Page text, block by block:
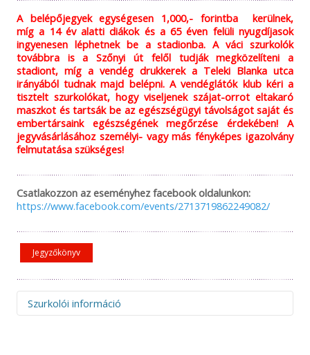
A belépőjegyek egységesen 1,000,- forintba kerülnek,
míg a 14 év alatti diákok és a 65 éven felüli nyugdíjasok
ingyenesen léphetnek be a stadionba. A váci szurkolók
továbbra is a Szőnyi út felől tudják megközelíteni a
stadiont, míg a vendég drukkerek a Teleki Blanka utca
irányából tudnak majd belépni. A vendéglátók klub kéri a
tisztelt szurkolókat, hogy viseljenek szájat-orrot eltakaró
maszkot és tartsák be az egészségügyi távolságot saját és
embertársaink egészségének megőrzése érdekében! A
jegyvásárlásához személyi- vagy más fényképes igazolvány
felmutatása szükséges!
Csatlakozzon az eseményhez facebook oldalunkon:
https://www.facebook.com/events/2713719862249082/
Jegyzőkönyv
Szurkolói információ